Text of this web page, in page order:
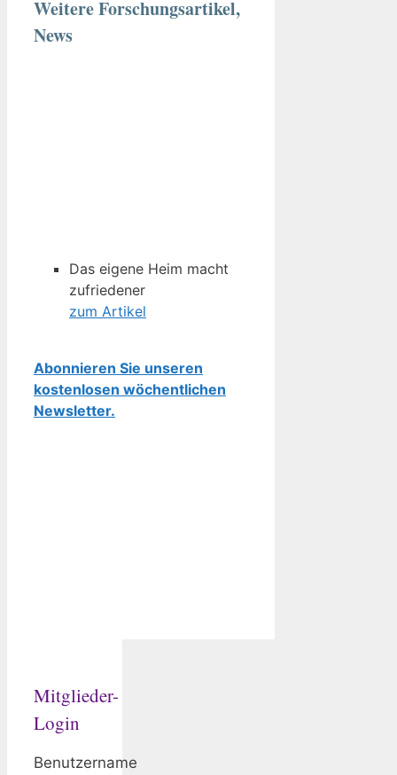
Weitere Forschungsartikel,
News
Das eigene Heim macht
zufriedener
zum Artikel
Abonnieren Sie unseren
kostenlosen wöchentlichen
Newsletter.
Mitglieder-
Login
Benutzername